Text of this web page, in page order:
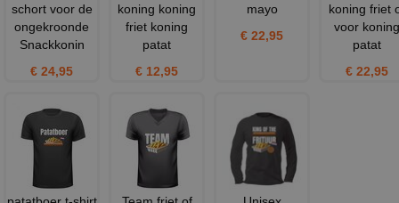
schort voor de
ongekroonde
Snackkonin
€ 24,95
koning koning
friet koning
patat
€ 12,95
mayo
€ 22,95
koning friet
voor koning
patat
€ 22,95